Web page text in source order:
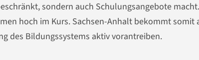
sondern auch Schulungsangebote
hoch im Kurs. Sachsen-Anhalt bekommt somit
des Bildungssystems aktiv vorantreiben.